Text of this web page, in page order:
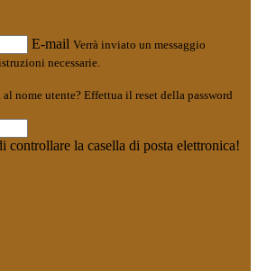
E-mail Verrà inviato un messaggio
necessarie.
nome utente? Effettua il reset della password
controllare la casella di posta elettronica!